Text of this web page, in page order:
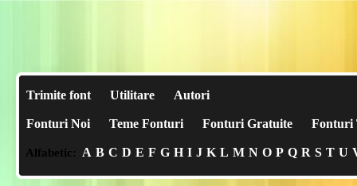
Trimite font Utilitare Autori
Fonturi Noi Teme Fonturi Fonturi Gratuite Fonturi
Alfabetic: A B C D E F G H I J K L M N O P Q R S T U